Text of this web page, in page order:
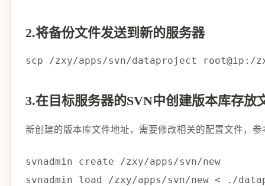
2.将备份文件发送到新的服务器
scp
3.在目标服务器的SVN中创建版本库存放
新创建的版本库文件地址，需要修改相关的配置文件，参
svnadmin create /zxy/apps/svn/new
svnadmin load /zxy/apps/svn/new <